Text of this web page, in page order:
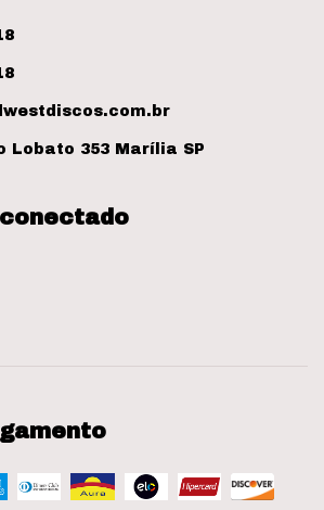
Lobato 353 Marília SP